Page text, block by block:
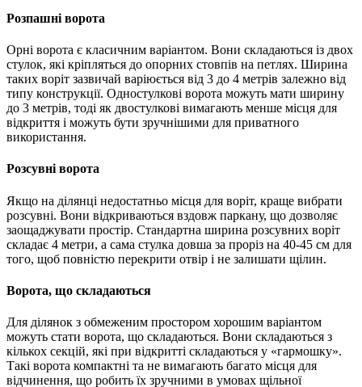
Розпашні ворота
Орні ворота є класичним варіантом. Вони складаються із двох
стулок, які кріпляться до опорних стовпів на петлях. Ширина
таких воріт зазвичай варіюється від 3 до 4 метрів залежно від
типу конструкції. Одностулкові ворота можуть мати ширину
до 3 метрів, тоді як двостулкові вимагають менше місця для
відкриття і можуть бути зручнішими для приватного
використання.
Розсувні ворота
Якщо на ділянці недостатньо місця для воріт, краще вибрати
розсувні. Вони відкриваються вздовж паркану, що дозволяє
заощаджувати простір. Стандартна ширина розсувних воріт
складає 4 метри, а сама стулка довша за проріз на 40-45 см для
того, щоб повністю перекрити отвір і не залишати щілин.
Ворота, що складаються
Для ділянок з обмеженим простором хорошим варіантом
можуть стати ворота, що складаються. Вони складаються з
кількох секцій, які при відкритті складаються у «гармошку».
Такі ворота компактні та не вимагають багато місця для
відчинення, що робить їх зручними в умовах щільної